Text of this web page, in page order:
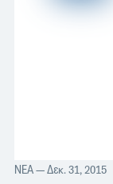
ΝΈΑ— Δεκ. 31, 2015